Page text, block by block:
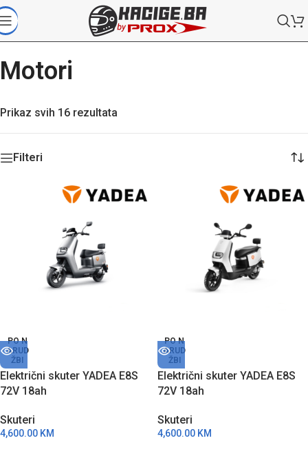
Motori
Prikaz svih 16 rezultata
Filteri
PO N
ARUD
ŽBI
Električni skuter YADEA E8S
72V 18ah
Skuteri
4,600.00 KM
PO N
ARUD
ŽBI
Električni skuter YADEA E8S
72V 18ah
Skuteri
4,600.00 KM